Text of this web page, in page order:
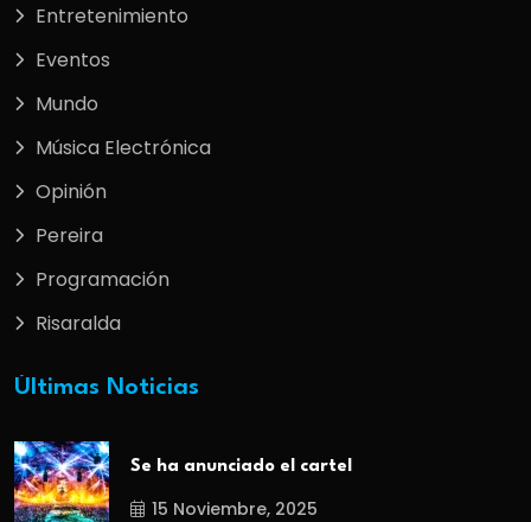
Entretenimiento
Eventos
Mundo
Música Electrónica
Opinión
Pereira
Programación
Risaralda
Últimas Noticias
Se ha anunciado el cartel
15 Noviembre, 2025